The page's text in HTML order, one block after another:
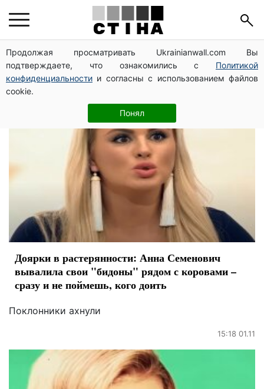
Продолжая просматривать Ukrainianwall.com Вы
подтверждаете, что ознакомились с Политикой
конфиденциальности и согласны с использованием файлов
cookie.
Понял
Анна Семенович
Доярки в растерянности: Анна Семенович
вывалила свои "бидоны" рядом с коровами –
сразу и не поймешь, кого доить
Поклонники ахнули
15:18 01.11